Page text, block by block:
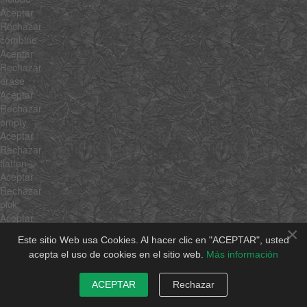
×
Este sitio Web usa Cookies. Al hacer clic en "ACEPTAR", usted
acepta el uso de cookies en el sitio web. Más información
ACEPTAR Rechazar
Aceptar
Rechazar
combine
Aceptar
Rechazar
erase
Aceptar
Rechazar
empty
Aceptar
Rechazar
flatten
Aceptar
Rechazar
pick
Aceptar
hexToRgb
Aceptar